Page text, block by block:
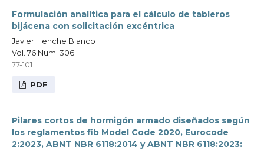
Formulación analítica para el cálculo de tableros
bijácena con solicitación excéntrica
Javier Henche Blanco
Vol. 76 Num. 306
77-101
PDF
Pilares cortos de hormigón armado diseñados según
los reglamentos fib Model Code 2020, Eurocode
2:2023, ABNT NBR 6118:2014 y ABNT NBR 6118:2023: